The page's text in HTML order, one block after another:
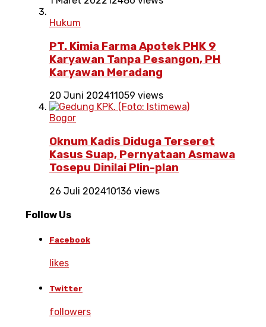
Hukum
PT. Kimia Farma Apotek PHK 9
Karyawan Tanpa Pesangon, PH
Karyawan Meradang
20 Juni 202411059 views
Bogor
Oknum Kadis Diduga Terseret
Kasus Suap, Pernyataan Asmawa
Tosepu Dinilai Plin-plan
26 Juli 202410136 views
Follow Us
Facebook
likes
Twitter
followers